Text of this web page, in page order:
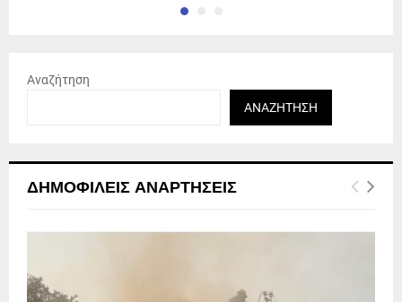
Αναζήτηση
ΑΝΑΖΉΤΗΣΗ
ΔΗΜΟΦΙΛΕΊΣ ΑΝΑΡΤΉΣΕΙΣ